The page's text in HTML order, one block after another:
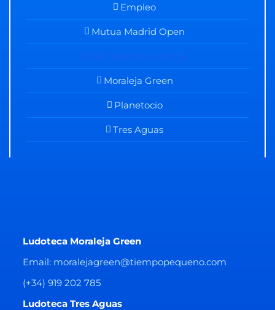
Empleo
Mutua Madrid Open
Kids Xperience Arena
Moraleja Green
Planetocio
Tres Aguas
Ludoteca Moraleja Green
Email: moralejagreen@tiempopequeno.com
(+34) 919 202 785
Ludoteca Tres Aguas